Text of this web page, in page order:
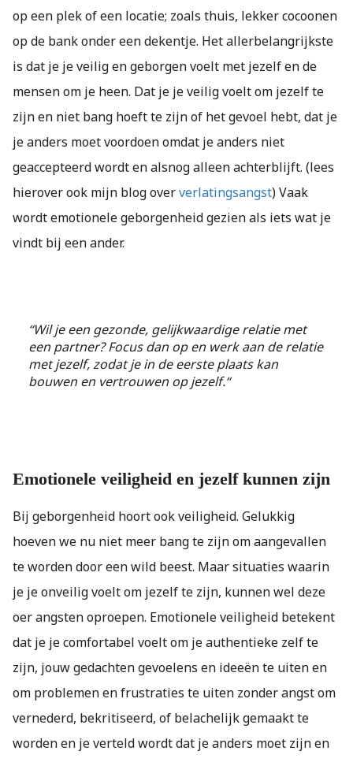
op een plek of een locatie; zoals thuis, lekker cocoonen
op de bank onder een dekentje. Het allerbelangrijkste
is dat je je veilig en geborgen voelt met jezelf en de
mensen om je heen. Dat je je veilig voelt om jezelf te
zijn en niet bang hoeft te zijn of het gevoel hebt, dat je
je anders moet voordoen omdat je anders niet
geaccepteerd wordt en alsnog alleen achterblijft. (lees
hierover ook mijn blog oververlatingsangst) Vaak
wordt emotionele geborgenheid gezien als iets wat je
vindt bij een ander.
“Wil je een gezonde, gelijkwaardige relatie met
een partner? Focus dan op en werk aan de relatie
met jezelf, zodat je in de eerste plaats kan
bouwen en vertrouwen op jezelf.“
Emotionele veiligheid en jezelf kunnen zijn
Bij geborgenheid hoort ook veiligheid. Gelukkig
hoeven we nu niet meer bang te zijn om aangevallen
te worden door een wild beest. Maar situaties waarin
je je onveilig voelt om jezelf te zijn, kunnen wel deze
oer angsten oproepen. Emotionele veiligheid betekent
dat je je comfortabel voelt om je authentieke zelf te
zijn, jouw gedachten gevoelens en ideeën te uiten en
om problemen en frustraties te uiten zonder angst om
vernederd, bekritiseerd, of belachelijk gemaakt te
worden en je verteld wordt dat je anders moet zijn en